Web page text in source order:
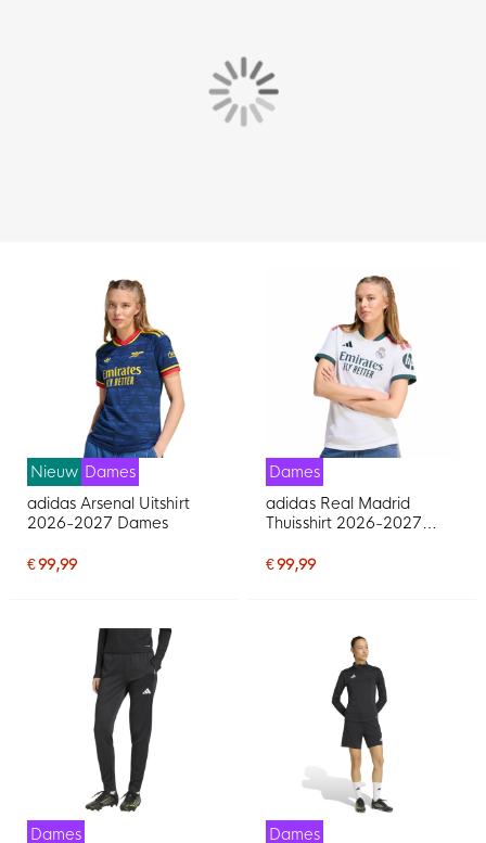
Nieuw Dames
adidas Arsenal Uitshirt
2026-2027 Dames
€ 99,99
Dames
adidas Real Madrid
Thuisshirt 2026-2027
€ 99,99
Dames Dames